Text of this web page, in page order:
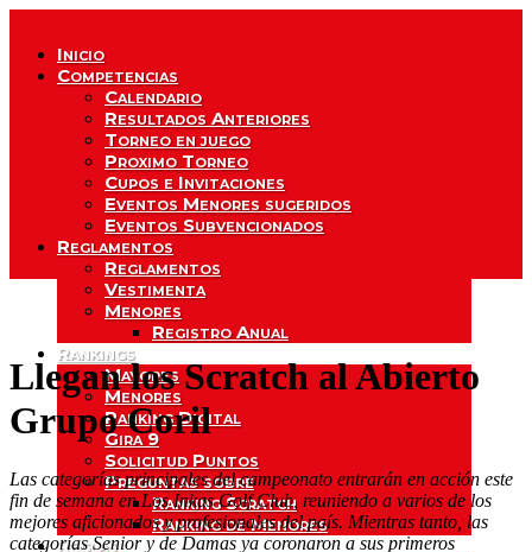
Inicio
Competencias
Calendario
Resultados Anteriores
Torneo en juego
Proximo Torneo
Cupos e Invitaciones
Eventos Menores sugeridos
Eventos Subvencionados
Reglamentos
Reglamentos
Vestimenta
Menores
Registro Anual
Rankings
Mayores
Menores
Ranking Digital
Gira 9
Solicitud Puntos
Preguntas sobre
Ranking Scratch
Ranking de Menores
Reglas
Llegan los Scratch al Abierto
Grupo Coril
Las categorías principales del campeonato entrarán en acción este
fin de semana en Los Inkas Golf Club, reuniendo a varios de los
mejores aficionados y profesionales del país. Mientras tanto, las
categorías Senior y de Damas ya coronaron a sus primeros